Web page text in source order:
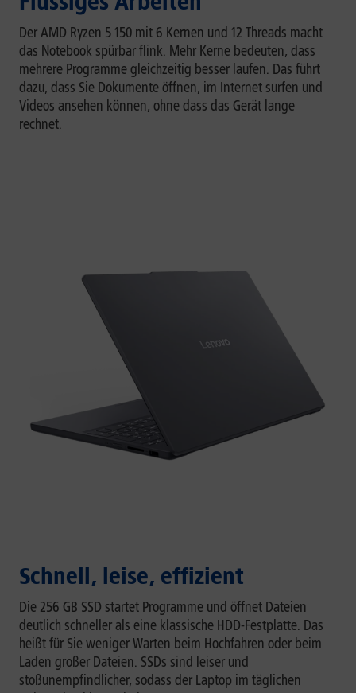
Der AMD Ryzen 5 150 mit 6 Kernen und 12 Threads macht
das Notebook spürbar flink. Mehr Kerne bedeuten, dass
mehrere Programme gleichzeitig besser laufen. Das führt
dazu, dass Sie Dokumente öffnen, im Internet surfen und
Videos ansehen können, ohne dass das Gerät lange
rechnet.
Schnell, leise, effizient
Die 256 GB SSD startet Programme und öffnet Dateien
deutlich schneller als eine klassische HDD-Festplatte. Das
heißt für Sie weniger Warten beim Hochfahren oder beim
Laden großer Dateien. SSDs sind leiser und
stoßunempfindlicher, sodass der Laptop im täglichen